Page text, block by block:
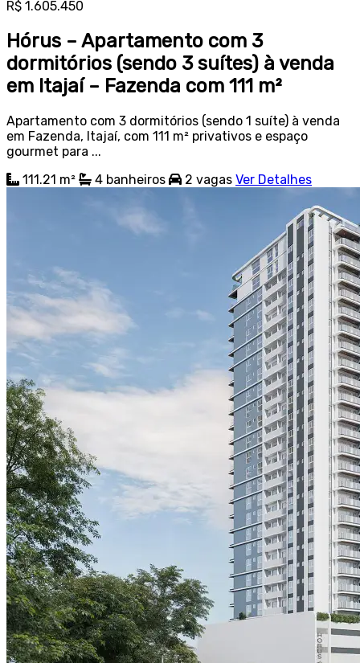
R$ 1.605.450
Hórus – Apartamento com 3
dormitórios (sendo 3 suítes) à venda
em Itajaí – Fazenda com 111 m²
Apartamento com 3 dormitórios (sendo 1 suíte) à venda
em Fazenda, Itajaí, com 111 m² privativos e espaço
gourmet para ...
111.21 m²
4 banheiros 2 vagas Ver Detalhes